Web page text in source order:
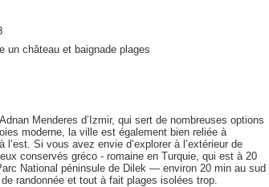
un château et baignade plages
Menderes d’Izmir, qui sert de nombreuses options
moderne, la ville est également bien reliée à
Si vous avez envie d’explorer à l’extérieur de
conservés gréco - romaine en Turquie, qui est à 20
National péninsule de Dilek — environ 20 min au sud
randonnée et tout à fait plages isolées trop.